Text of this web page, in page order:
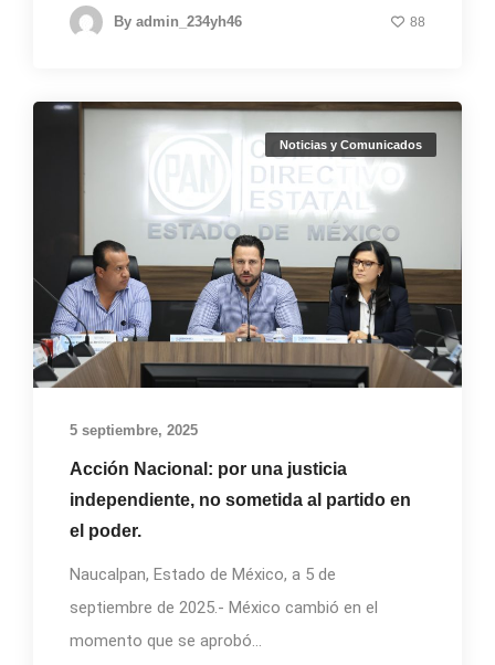
By admin_234yh46 88
Noticias y Comunicados
5 septiembre, 2025
Acción Nacional: por una justicia
independiente, no sometida al partido en
el poder.
Naucalpan, Estado de México, a 5 de
septiembre de 2025.- México cambió en el
momento que se aprobó...